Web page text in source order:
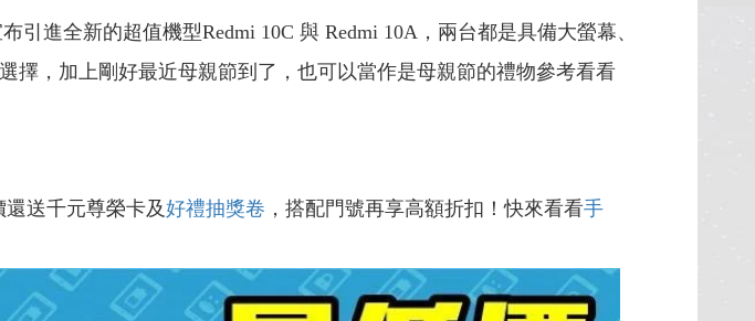
進全新的超值機型Redmi 10C 與 Redmi 10A，兩台都是具備大螢幕、
擇，加上剛好最近母親節到了，也可以當作是母親節的禮物參考看看
還送千元尊榮卡及好禮抽獎卷 ，搭配門號再享高額折扣！快來看看手